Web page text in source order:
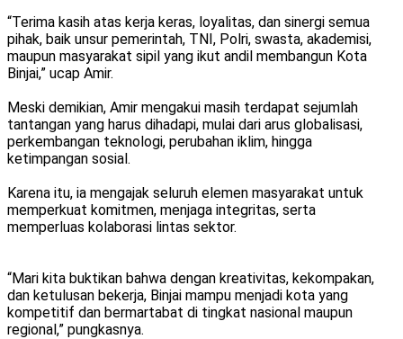
“Terima kasih atas kerja keras, loyalitas, dan sinergi semua
pihak, baik unsur pemerintah, TNI, Polri, swasta, akademisi,
maupun masyarakat sipil yang ikut andil membangun Kota
Binjai,” ucap Amir.
Meski demikian, Amir mengakui masih terdapat sejumlah
tantangan yang harus dihadapi, mulai dari arus globalisasi,
perkembangan teknologi, perubahan iklim, hingga
ketimpangan sosial.
Karena itu, ia mengajak seluruh elemen masyarakat untuk
memperkuat komitmen, menjaga integritas, serta
memperluas kolaborasi lintas sektor.
“Mari kita buktikan bahwa dengan kreativitas, kekompakan,
dan ketulusan bekerja, Binjai mampu menjadi kota yang
kompetitif dan bermartabat di tingkat nasional maupun
regional,” pungkasnya.